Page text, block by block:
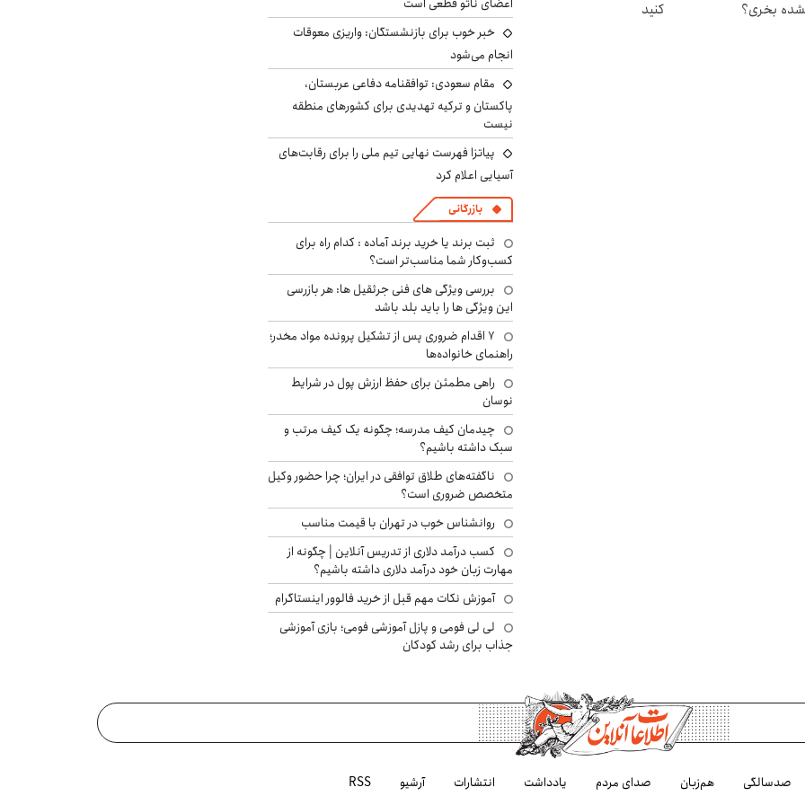
بخری؟
کنید
خبر خوب برای بازنشستگان: واریزی معوقات
انجام می‌شود
مقام سعودی: توافقنامه دفاعی عربستان،
پاکستان و ترکیه تهدیدی برای کشورهای منطقه
نیست
پیاتزا فهرست نهایی تیم ملی را برای رقابت‌های
آسیایی اعلام کرد
بازرگانی
ثبت برند یا خرید برند آماده : کدام راه برای
کسب‌وکار شما مناسب‌تر است؟
بررسی ویژگی های فنی جرثقیل ها: هر بازرسی
این ویژگی ها را باید بلد باشد
۷ اقدام ضروری پس از تشکیل پرونده مواد مخدر؛
راهنمای خانواده‌ها
راهی مطمئن برای حفظ ارزش پول در شرایط
نوسان
چیدمان کیف مدرسه؛ چگونه یک کیف مرتب و
سبک داشته باشیم؟
ناگفته‌های طلاق توافقی در ایران؛ چرا حضور وکیل
متخصص ضروری است؟
روانشناس خوب در تهران با قیمت مناسب
کسب درآمد دلاری از تدریس آنلاین | چگونه از
مهارت زبان خود درآمد دلاری داشته باشیم؟
آموزش نکات مهم قبل از خرید فالوور اینستاگرام
لی لی فومی و پازل آموزشی فومی؛ بازی آموزشی
جذاب برای رشد کودکان
صدسالگی هم‌زبان صدای مردم یادداشت انتشارات آرشیو RSS